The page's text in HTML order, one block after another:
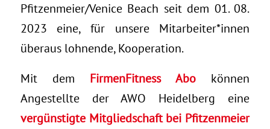
Pfitzenmeier/Venice Beach seit dem 01. 08.
2023 eine, für unsere Mitarbeiter*innen
überaus lohnende, Kooperation.
Mit dem FirmenFitness Abo können
Angestellte der AWO Heidelberg eine
vergünstigte Mitgliedschaft bei Pfitzenmeier